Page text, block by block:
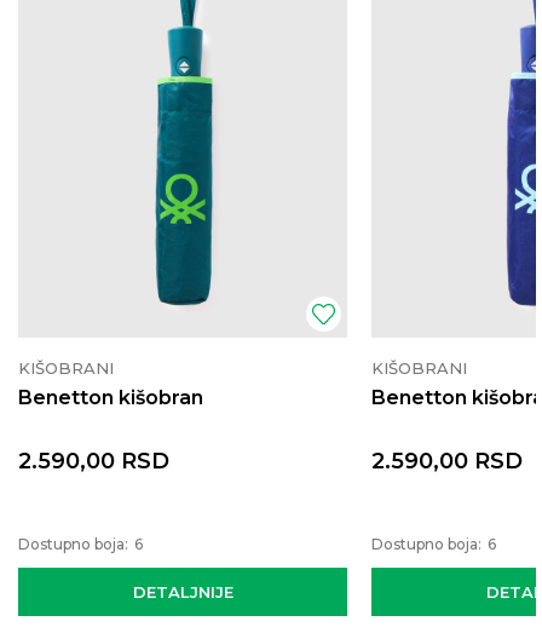
KIŠOBRANI
Benetton kišobran
DETALJNIJE
2.590,00 RSD
Dostupno boja: 6
KIŠOBRANI
Benetton
2.590,00 RSD
Dostupno boja: 6